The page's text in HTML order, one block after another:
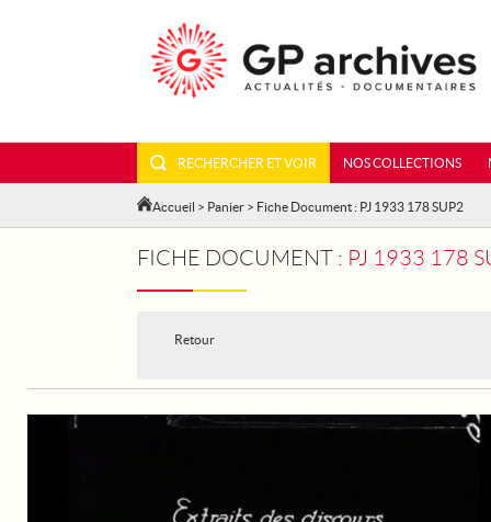
RECHERCHER ET VOIR NOS COLLECTIONS
Accueil > Panier > Fiche Document : PJ 1933 178 SUP2
FICHE DOCUMENT : PJ 1933 178
Retour